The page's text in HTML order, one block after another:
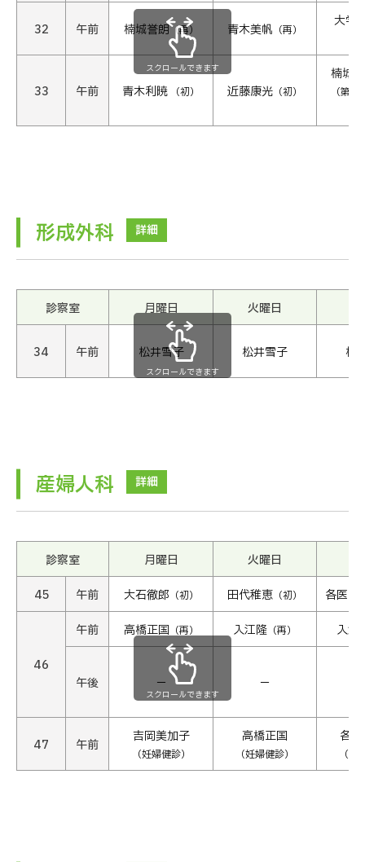
32 午前 楠城誉朗（再） 青木美帆 （再）
大学
33 午前 青木利暁 （初） 近藤康光 （初）
楠城
（第1
スクロールできます
形成外科 詳細
診察室 月曜日 火曜日
34 午前 松井雪子 松井雪子 松
スクロールできます
産婦人科 詳細
診察室 月曜日 火曜日
45 午前 大石徹郎 （初） 田代稚恵 （初） 各医師
46
午前 高橋正国 （再） 入江隆 （再） 入江
午後 − −
47 午前
吉岡美加子
（妊婦健診）
高橋正国
（妊婦健診）
各
（
スクロールできます